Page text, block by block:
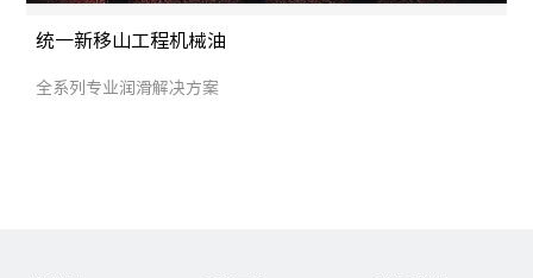
统一新移山工程机械油
全系列专业润滑解决方案